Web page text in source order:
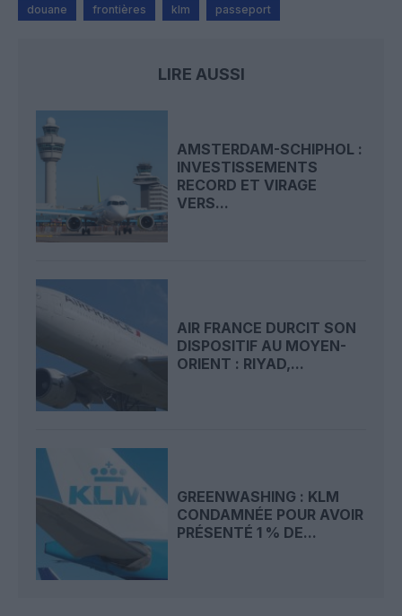
douane frontières klm passeport
LIRE AUSSI
AMSTERDAM-SCHIPHOL :
INVESTISSEMENTS
RECORD ET VIRAGE
VERS...
AIR FRANCE DURCIT SON
DISPOSITIF AU MOYEN-
ORIENT : RIYAD,...
GREENWASHING : KLM
CONDAMNÉE POUR AVOIR
PRÉSENTÉ 1 % DE...